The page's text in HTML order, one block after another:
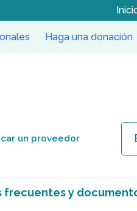
Haga una donación
un proveedor
frecuentes y